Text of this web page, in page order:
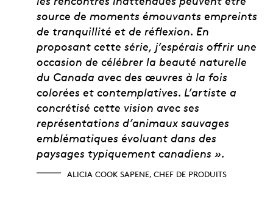
source de moments émouvants empreints
de tranquillité et de réflexion. En
proposant cette série, j’espérais offrir une
occasion de célébrer la beauté naturelle
du Canada avec des œuvres à la fois
colorées et contemplatives. L’artiste a
concrétisé cette vision avec ses
représentations d’animaux sauvages
emblématiques évoluant dans des
paysages typiquement canadiens ».
ALICIA COOK SAPENE, CHEF DE PRODUITS